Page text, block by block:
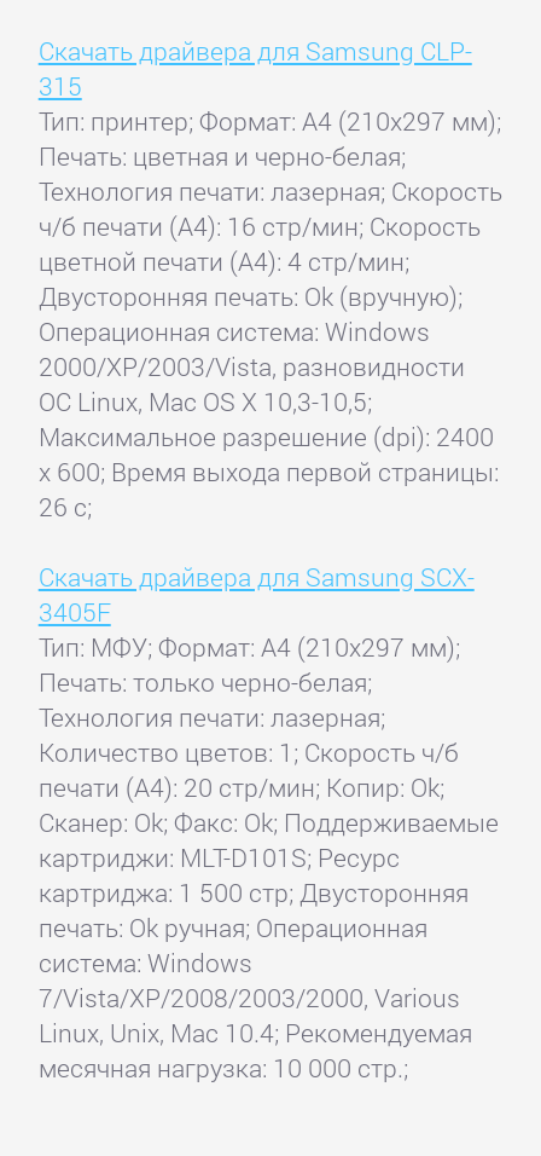
Скачать драйвера для Samsung CLP-
315
Тип: принтер; Формат: A4 (210x297 мм);
Печать: цветная и черно-белая;
Технология печати: лазерная; Скорость
ч/б печати (А4): 16 стр/мин; Скорость
цветной печати (А4): 4 стр/мин;
Двусторонняя печать: Ok (вручную);
Операционная система: Windows
2000/XP/2003/Vista, разновидности
ОС Linux, Mac OS X 10,3-10,5;
Максимальное разрешение (dpi): 2400
x 600; Время выхода первой страницы:
26 с;
Скачать драйвера для Samsung SCX-
3405F
Тип: МФУ; Формат: A4 (210x297 мм);
Печать: только черно-белая;
Технология печати: лазерная;
Количество цветов: 1; Скорость ч/б
печати (А4): 20 стр/мин; Копир: Ok;
Сканер: Ok; Факс: Ok; Поддерживаемые
картриджи: MLT-D101S; Ресурс
картриджа: 1 500 стр; Двусторонняя
печать: Ok ручная; Операционная
система: Windows
7/Vista/XP/2008/2003/2000, Various
Linux, Unix, Mac 10.4; Рекомендуемая
месячная нагрузка: 10 000 стр.;